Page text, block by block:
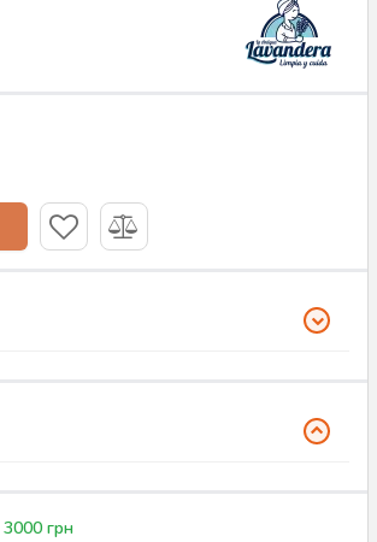
3000 грн